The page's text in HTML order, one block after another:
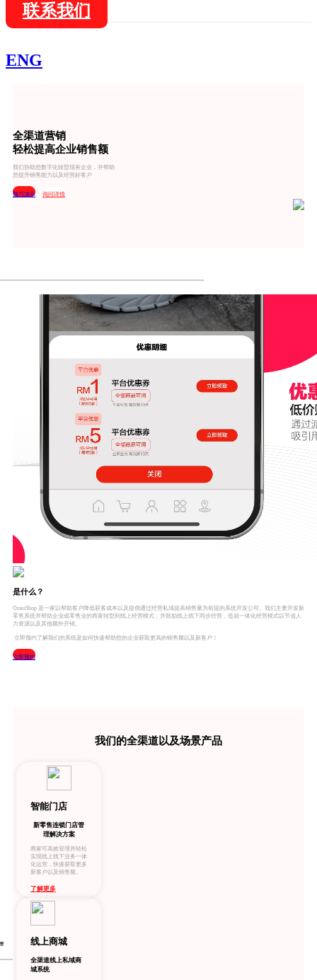
联系我们
ENG
全渠道营销
轻松提高企业销售额
我们协助您数字化转型现有企业，并帮助
您提升销售能力以及经营好客户
预习演示 询问详情
是什么？
OmniShop 是一家以帮助客户降低获客成本以及提倡通过经营私域提高销售量为前提的系统开发公司。我们主要开发新
零售系统并帮助企业或零售业的商家转型到线上经营模式，并鼓励线上线下同步经营，造就一体化经营模式以节省人
力资源以及其他额外开销。
立即预约了解我们的系统是如何快速帮助您的企业获取更高的销售额以及新客户！
立即预约
我们的全渠道以及场景产品
智能门店
新零售连锁门店管
理解决方案
商家可高效管理并轻松
实现线上线下业务一体
化运营，快速获取更多
新客户以及销售额。
了解更多
线上商城
全渠道线上私域商
城系统